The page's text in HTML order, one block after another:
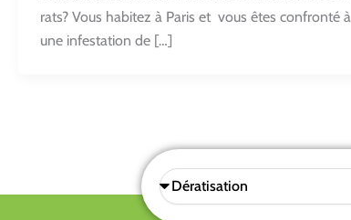
rats? Vous habitez à Paris et vous êtes confronté à
une infestation de […]
Sélectionnez
une